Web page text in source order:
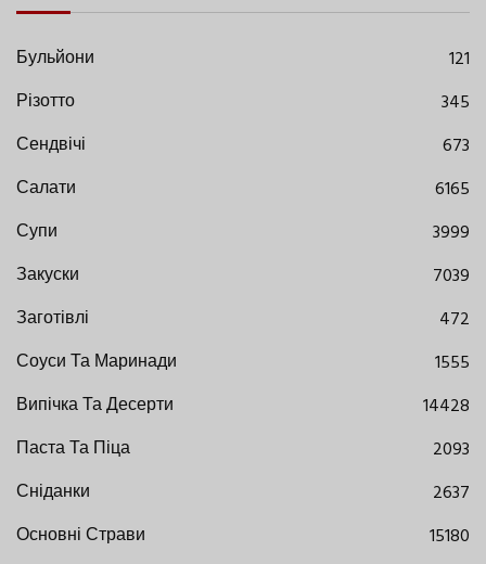
Бульйони
121
Різотто
345
Сендвічі
673
Салати
6165
Супи
3999
Закуски
7039
Заготівлі
472
Соуси Та Маринади
1555
Випічка Та Десерти
14428
Паста Та Піца
2093
Сніданки
2637
Основні Страви
15180